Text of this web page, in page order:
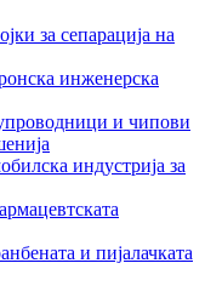
за сепарација на
инженерска
и чипови
индустрија за
и пијалачката